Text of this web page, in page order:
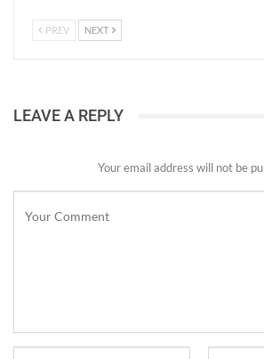
PREV NEXT
LEAVE A REPLY
Your email address will not be